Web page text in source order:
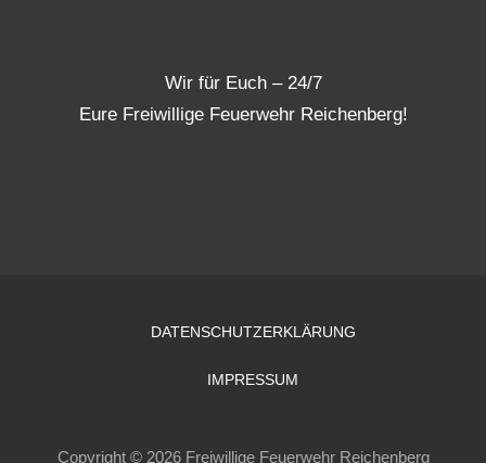
Wir für Euch – 24/7
Eure Freiwillige Feuerwehr Reichenberg!
DATENSCHUTZERKLÄRUNG
IMPRESSUM
Copyright © 2026 Freiwillige Feuerwehr Reichenberg